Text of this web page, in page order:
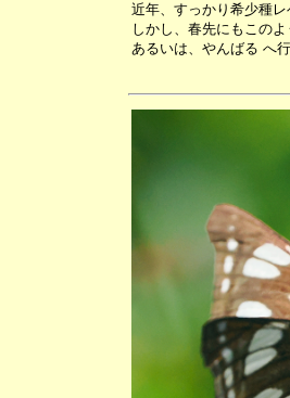
近年、すっかり希少種レ
しかし、春先にもこの
あるいは、やんばる へ